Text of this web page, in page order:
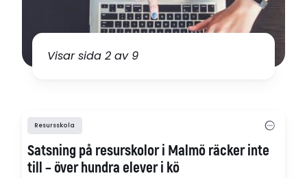
Visar sida 2 av 9
Resursskola
Satsning på resurskolor i Malmö räcker inte
till – över hundra elever i kö